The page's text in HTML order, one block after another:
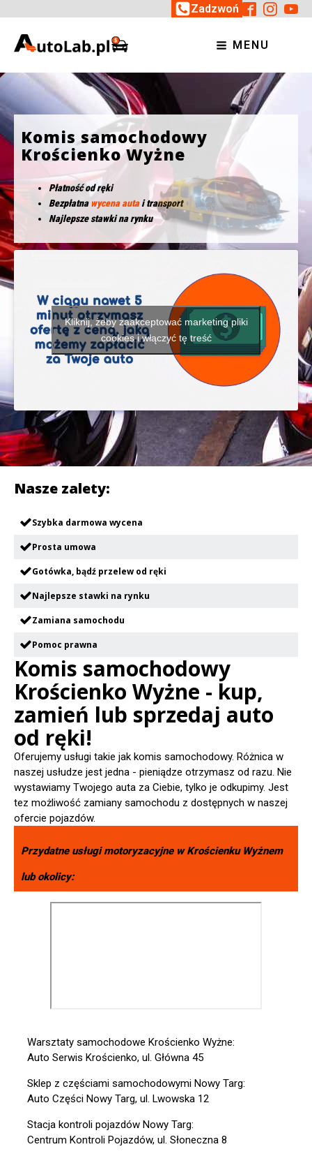
Zadzwoń
MENU
Komis samochodowy
Krościenko Wyżne
Płatność od ręki
Bezpłatnawycena autai transport
Najlepsze stawki na rynku
Kliknij, żeby zaakceptować marketing pliki
cookies i włączyć tę treść
Nasze zalety:
Szybka darmowa wycena
Prosta umowa
Gotówka, bądź przelew od ręki
Najlepsze stawki na rynku
Zamiana samochodu
Pomoc prawna
Komis samochodowy
Krościenko Wyżne - kup,
zamień lub sprzedaj auto
od ręki!
Oferujemy usługi takie jak komis samochodowy. Różnica w
naszej usłudze jest jedna - pieniądze otrzymasz od razu. Nie
wystawiamy Twojego auta za Ciebie, tylko je odkupimy. Jest
tez możliwość zamiany samochodu z dostępnych w naszej
ofercie pojazdów.
Przydatne usługi motoryzacyjne wKrościenku Wyżnem
lub okolicy:
Warsztaty samochodowe Krościenko Wyżne:
Auto Serwis Krościenko, ul. Główna 45
Sklep z częściami samochodowymi Nowy Targ:
Auto Części Nowy Targ, ul. Lwowska 12
Stacja kontroli pojazdów Nowy Targ:
Centrum Kontroli Pojazdów, ul. Słoneczna 8